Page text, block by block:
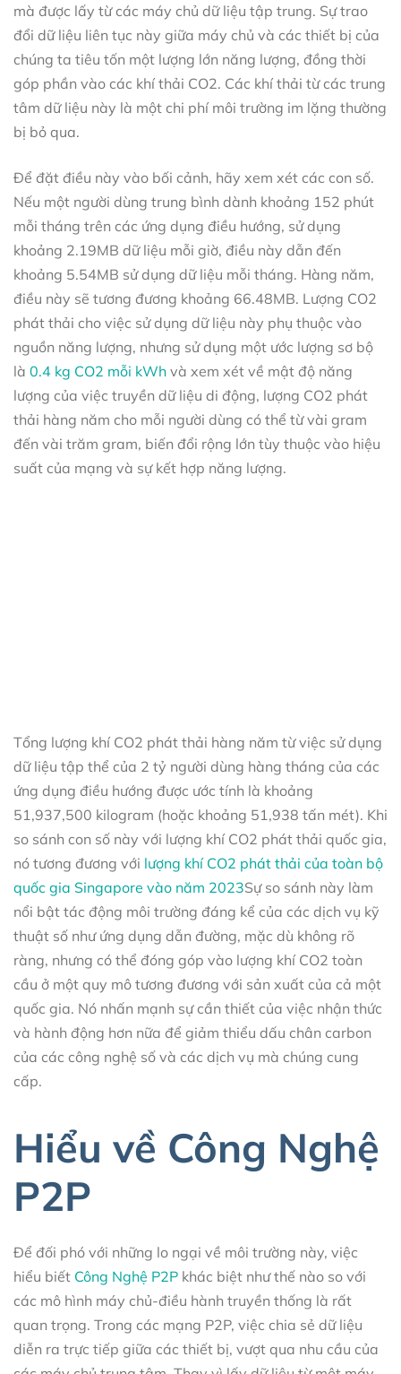
mà được lấy từ các máy chủ dữ liệu tập trung. Sự trao
đổi dữ liệu liên tục này giữa máy chủ và các thiết bị của
chúng ta tiêu tốn một lượng lớn năng lượng, đồng thời
góp phần vào các khí thải CO2. Các khí thải từ các trung
tâm dữ liệu này là một chi phí môi trường im lặng thường
bị bỏ qua.
Để đặt điều này vào bối cảnh, hãy xem xét các con số.
Nếu một người dùng trung bình dành khoảng 152 phút
mỗi tháng trên các ứng dụng điều hướng, sử dụng
khoảng 2.19MB dữ liệu mỗi giờ, điều này dẫn đến
khoảng 5.54MB sử dụng dữ liệu mỗi tháng. Hàng năm,
điều này sẽ tương đương khoảng 66.48MB. Lượng CO2
phát thải cho việc sử dụng dữ liệu này phụ thuộc vào
nguồn năng lượng, nhưng sử dụng một ước lượng sơ bộ
là 0.4 kg CO2 mỗi kWh và xem xét về mật độ năng
lượng của việc truyền dữ liệu di động, lượng CO2 phát
thải hàng năm cho mỗi người dùng có thể từ vài gram
đến vài trăm gram, biến đổi rộng lớn tùy thuộc vào hiệu
suất của mạng và sự kết hợp năng lượng.
Tổng lượng khí CO2 phát thải hàng năm từ việc sử dụng
dữ liệu tập thể của 2 tỷ người dùng hàng tháng của các
ứng dụng điều hướng được ước tính là khoảng
51,937,500 kilogram (hoặc khoảng 51,938 tấn mét). Khi
so sánh con số này với lượng khí CO2 phát thải quốc gia,
nó tương đương với lượng khí CO2 phát thải của toàn bộ
quốc gia Singapore vào năm 2023Sự so sánh này làm
nổi bật tác động môi trường đáng kể của các dịch vụ kỹ
thuật số như ứng dụng dẫn đường, mặc dù không rõ
ràng, nhưng có thể đóng góp vào lượng khí CO2 toàn
cầu ở một quy mô tương đương với sản xuất của cả một
quốc gia. Nó nhấn mạnh sự cần thiết của việc nhận thức
và hành động hơn nữa để giảm thiểu dấu chân carbon
của các công nghệ số và các dịch vụ mà chúng cung
cấp.
Hiểu về Công Nghệ
P2P
Để đối phó với những lo ngại về môi trường này, việc
hiểu biết Công Nghệ P2P khác biệt như thế nào so với
các mô hình máy chủ-điều hành truyền thống là rất
quan trọng. Trong các mạng P2P, việc chia sẻ dữ liệu
diễn ra trực tiếp giữa các thiết bị, vượt qua nhu cầu của